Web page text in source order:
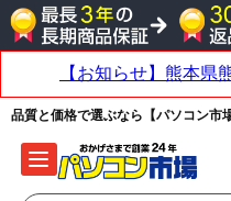
品質と価格で選ぶなら【パソコン市